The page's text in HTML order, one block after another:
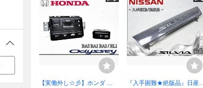
【実働外し☆彡】ホンダ 純
『入手困難★絶版品』日産